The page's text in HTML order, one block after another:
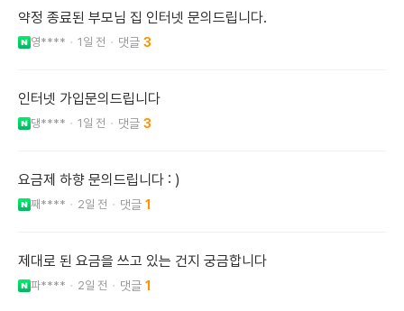
약정 종료된 부모님 집 인터넷 문의드립니다.
영**** 1일 전 3
인터넷 가입문의드립니다
댕**** 1일 전 3
요금제 하향 문의드립니다 : )
째**** 2일 전 1
제대로 된 요금을 쓰고 있는 건지 궁금합니다
파**** 2일 전 1